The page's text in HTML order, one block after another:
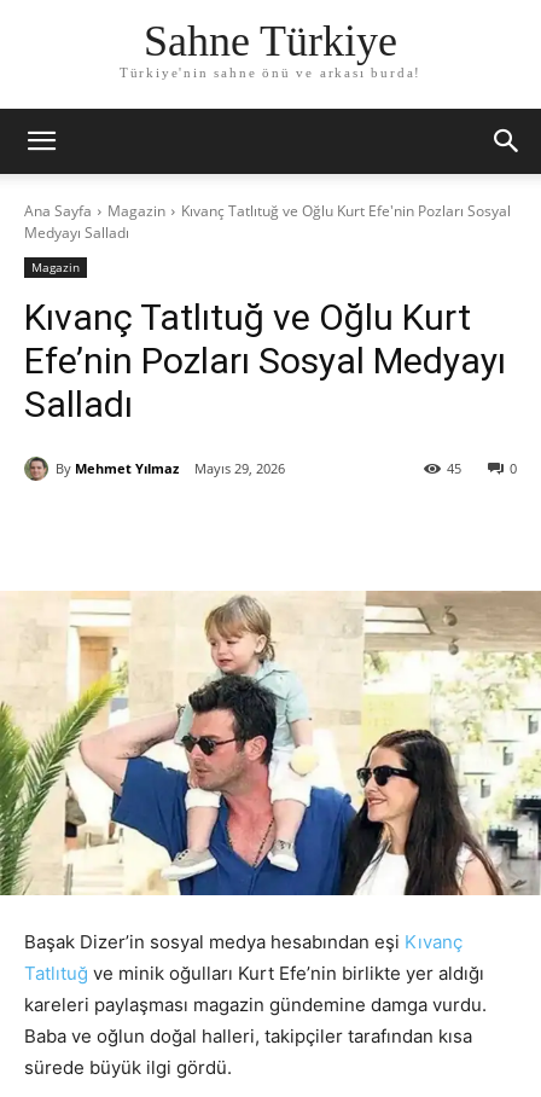
Sahne Türkiye
Türkiye'nin sahne önü ve arkası burda!
Ana Sayfa Magazin
Kıvanç Tatlıtuğ ve Oğlu Kurt Efe'nin Pozları Sosyal
Medyayı Salladı
Magazin
Kıvanç Tatlıtuğ ve Oğlu Kurt
Efe’nin Pozları Sosyal Medyayı
Salladı
By Mehmet Yılmaz Mayıs 29, 2026 0
45
Başak Dizer’in sosyal medya hesabından eşi Kıvanç
Tatlıtuğ ve minik oğulları Kurt Efe’nin birlikte yer aldığı
kareleri paylaşması magazin gündemine damga vurdu.
Baba ve oğlun doğal halleri, takipçiler tarafından kısa
sürede büyük ilgi gördü.